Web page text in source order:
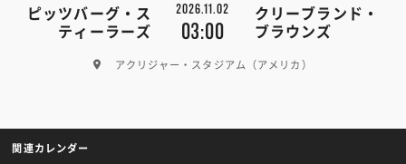
ピッツバーグ・ス
ティーラーズ
2026.11.02
03:00
クリーブランド・
ブラウンズ
アクリジャー・スタジアム（アメリカ）
関連カレンダー